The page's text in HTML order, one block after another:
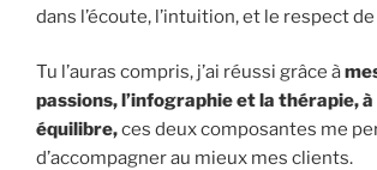
dans l’écoute, l’intuition, et le respect
Tu l’auras compris, j’ai réussi grâce à
passions, l’infographie et la thérapie,
équilibre,ces deux composantes me
d’accompagner au mieux mes clients.